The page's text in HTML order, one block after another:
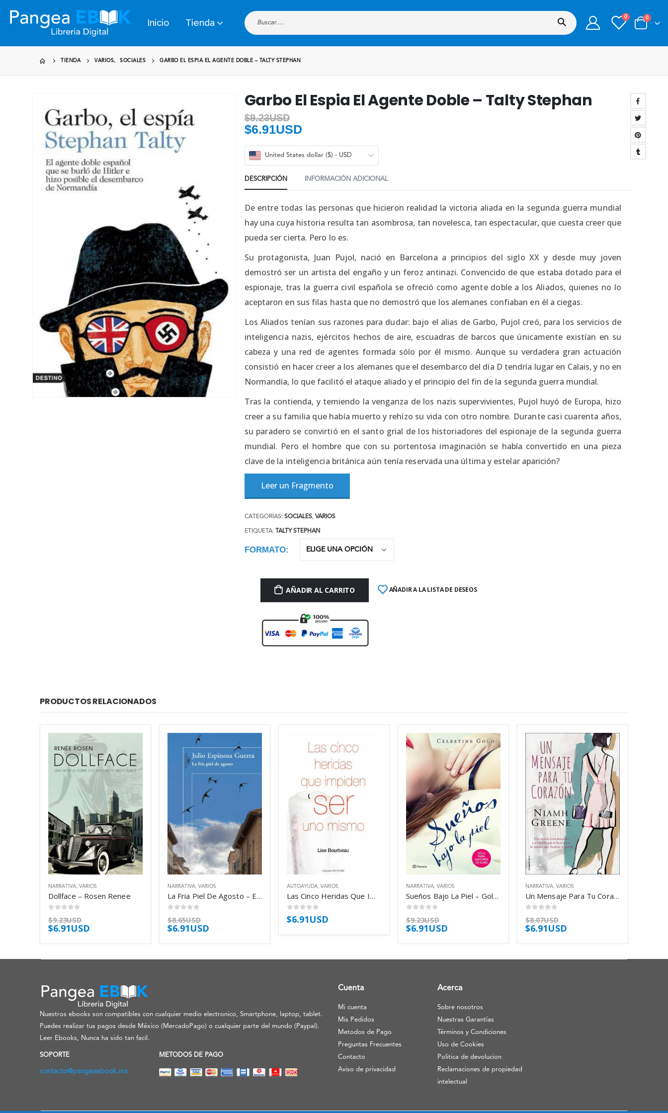
Inicio Tienda
0 0
TIENDA VARIOS, SOCIALES GARBO EL ESPIA EL AGENTE DOBLE – TALTY STEPHAN
Garbo El Espia El Agente Doble – Talty Stephan
$9.23USD
$6.91USD
United States dollar ($) - USD
DESCRIPCIÓN INFORMACIÓN ADICIONAL
De entre todas las personas que hicieron realidad la victoria aliada en la segunda guerra mundial
hay una cuya historia resulta tan asombrosa, tan novelesca, tan espectacular, que cuesta creer que
pueda ser cierta. Pero lo es.
Su protagonista, Juan Pujol, nació en Barcelona a principios del siglo XX y desde muy joven
demostró ser un artista del engaño y un feroz antinazi. Convencido de que estaba dotado para el
espionaje, tras la guerra civil española se ofreció como agente doble a los Aliados, quienes no lo
aceptaron en sus filas hasta que no demostró que los alemanes confiaban en él a ciegas.
Los Aliados tenían sus razones para dudar: bajo el alias de Garbo, Pujol creó, para los servicios de
inteligencia nazis, ejércitos hechos de aire, escuadras de barcos que únicamente existían en su
cabeza y una red de agentes formada sólo por él mismo. Aunque su verdadera gran actuación
consistió en hacer creer a los alemanes que el desembarco del día D tendría lugar en Calais, y no en
Normandía, lo que facilitó el ataque aliado y el principio del fin de la segunda guerra mundial.
Tras la contienda, y temiendo la venganza de los nazis supervivientes, Pujol huyó de Europa, hizo
creer a su familia que había muerto y rehízo su vida con otro nombre. Durante casi cuarenta años,
su paradero se convirtió en el santo grial de los historiadores del espionaje de la segunda guerra
mundial. Pero el hombre que con su portentosa imaginación se había convertido en una pieza
clave de la inteligencia británica aún tenía reservada una última y estelar aparición?
Leer un Fragmento
CATEGORÍAS: SOCIALES, VARIOS
ETIQUETA: TALTY STEPHAN
FORMATO
AÑADIR AL CARRITO AÑADIR A LA LISTA DE DESEOS
PRODUCTOS RELACIONADOS
NARRATIVA VARIOS
Dollface – Rosen Renee
$9.23USD
$6.91USD
NARRATIVA VARIOS
La Fria Piel De Agosto – Espinosa Guerra Julio
$8.65USD
$6.91USD
AUTOAYUDA VARIOS
Las Cinco Heridas Que Impiden Ser Uno – Bourbeau Lise
0out of 5
$6.91USD
NARRATIVA VARIOS
Sueños Bajo La Piel – Gold Celestine
$9.23USD
$6.91USD
NARRATIVA VARIOS
Un Mensaje Para Tu Corazon – Greene Niamh
$8.07USD
$6.91USD
Nuestros ebooks son compatibles con cualquier medio electronico, Smartphone, laptop, tablet.
Puedes realizar tus pagos desde México (MercadoPago) o cualquier parte del mundo (Paypal).
Leer Ebooks, Nunca ha sido tan facil.
SOPORTE
contacto@pangeaebook.mx
METODOS DE PAGO
Cuenta
Mi cuenta
Mis Pedidos
Metodos de Pago
Preguntas Frecuentes
Contacto
Aviso de privacidad
Acerca
Sobre nosotros
Nuestras Garantías
Términos y Condiciones
Uso de Cookies
Politica de devolucion
Reclamaciones de propiedad
intelectual